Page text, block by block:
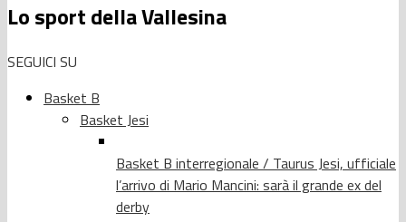
Lo sport della Vallesina
SEGUICI SU
Basket B
Basket Jesi
Basket B interregionale / Taurus Jesi, ufficiale
l’arrivo di Mario Mancini: sarà il grande ex del
derby